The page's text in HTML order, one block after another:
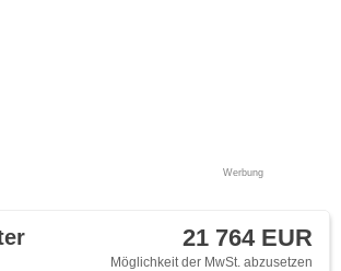
Werbung
21 764 EUR
Möglichkeit der MwSt. abzusetzen